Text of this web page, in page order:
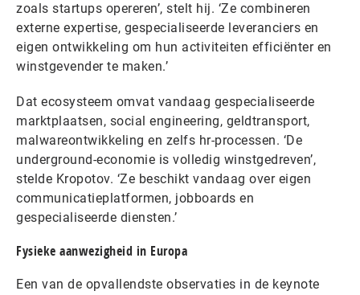
zoals startups opereren’, stelt hij. ‘Ze combineren
externe expertise, gespecialiseerde leveranciers en
eigen ontwikkeling om hun activiteiten efficiënter en
winstgevender te maken.’
Dat ecosysteem omvat vandaag gespecialiseerde
marktplaatsen, social engineering, geldtransport,
malwareontwikkeling en zelfs hr-processen. ‘De
underground-economie is volledig winstgedreven’,
stelde Kropotov. ‘Ze beschikt vandaag over eigen
communicatieplatformen, jobboards en
gespecialiseerde diensten.’
Fysieke aanwezigheid in Europa
Een van de opvallendste observaties in de keynote